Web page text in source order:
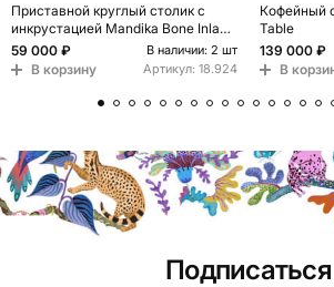
Приставной круглый столик с
инкрустацией Mandika Bone Inlay
Gray
59 000 ₽ В наличии: 2 шт
В корзину Артикул: 18.924
Кофейный стол Big
Table
139 000 ₽
В
Подписаться